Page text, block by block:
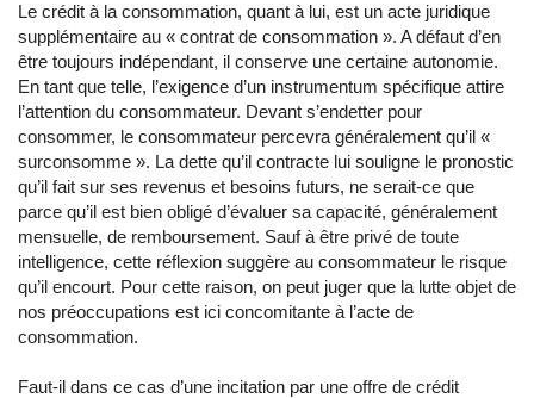
Le crédit à la consommation, quant à lui, est un acte juridique
supplémentaire au « contrat de consommation ». A défaut d’en
être toujours indépendant, il conserve une certaine autonomie.
En tant que telle, l’exigence d’un instrumentum spécifique attire
l’attention du consommateur. Devant s’endetter pour
consommer, le consommateur percevra généralement qu’il «
surconsomme ». La dette qu’il contracte lui souligne le pronostic
qu’il fait sur ses revenus et besoins futurs, ne serait-ce que
parce qu’il est bien obligé d’évaluer sa capacité, généralement
mensuelle, de remboursement. Sauf à être privé de toute
intelligence, cette réflexion suggère au consommateur le risque
qu’il encourt. Pour cette raison, on peut juger que la lutte objet de
nos préoccupations est ici concomitante à l’acte de
consommation.
Faut-il dans ce cas d’une incitation par une offre de crédit